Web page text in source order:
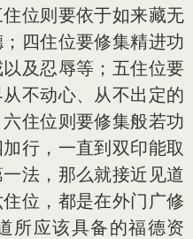
位则要依于如来藏无
四住位要修集精进功
及忍辱等；五住位要
不动心、从不出定的
住位则要修集般若功
行，一直到双印能取
法，那么就接近见道
位，都是在外门广修
所应该具备的福德资